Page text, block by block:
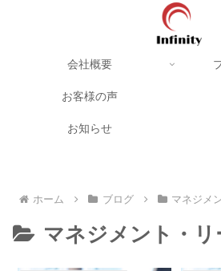
会社概要
お客様の声
お知らせ
ホーム ブログ マネジメ
マネジメント・